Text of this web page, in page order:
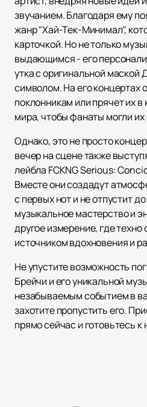
звучанием. Благодаря ему
жанр "Хай-Тек-Минимал",
карточкой. Но не только
выдающимся - его
утка с оригинальной маской
символом. На его концертах
поклонникам или прячет их
мира, чтобы фанаты могли их
Однако, это не просто
вечер на сцене также
лейбла FCKNG Serious:
Вместе они создадут
с первых нот и не отпустит
музыкальное мастерство и
другое измерение, где техно
источником вдохновения и
Не упустите возможность
Брейчи и его уникальной
незабываемым событием в
захотите пропустить его.
прямо сейчас и готовьтесь